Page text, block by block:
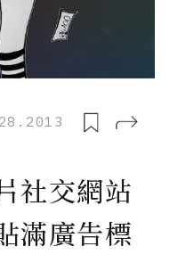
社交網站
滿廣告標